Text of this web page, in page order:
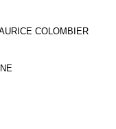
COLOMBIER